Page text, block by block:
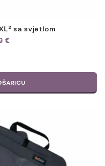
sa svjetlom
€